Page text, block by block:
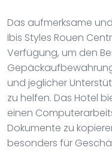
Das aufmerksame
Ibis Styles Rouen
Verfügung, um den
und jeglicher
zu helfen. Das Hotel
einen
Dokumente zu
besonders für